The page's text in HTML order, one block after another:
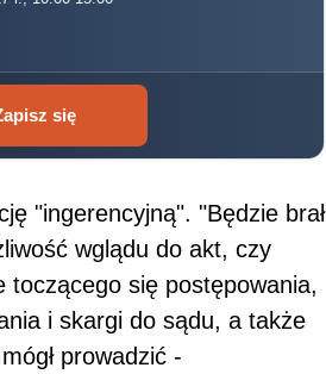
się
"ingerencyjną". "Będzie brał
wglądu do akt, czy
toczącego się postępowania,
i skargi do sądu, a także
prowadzić -